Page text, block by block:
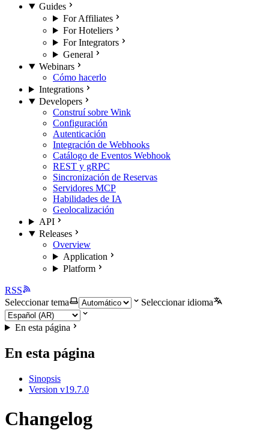
Guides
For Affiliates
For Hoteliers
For Integrators
General
Webinars
Cómo hacerlo
Integrations
Developers
Construí sobre Wink
Configuración
Autenticación
Integración de Webhooks
Catálogo de Eventos Webhook
REST y gRPC
Sincronización de Reservas
Servidores MCP
Habilidades de IA
Geolocalización
API
Releases
Overview
Application
Platform
RSS
Seleccionar tema
Seleccionar idioma
En esta página
En esta página
Sinopsis
Version v19.7.0
Changelog